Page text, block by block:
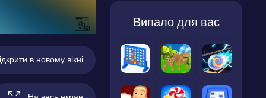
в новому вікні
Випало для вас